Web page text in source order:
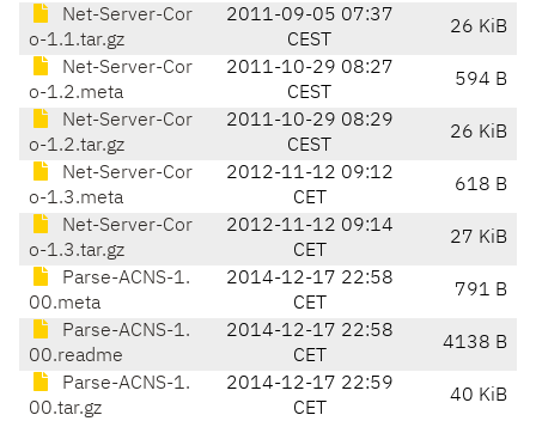
Net-Server-Cor
o-1.1.tar.gz
2011-09-05 07:37
CEST
26 KiB
Net-Server-Cor
o-1.2.meta
2011-10-29 08:27
CEST
594 B
Net-Server-Cor
o-1.2.tar.gz
2011-10-29 08:29
CEST
26 KiB
Net-Server-Cor
o-1.3.meta
2012-11-12 09:12
CET
618 B
Net-Server-Cor
o-1.3.tar.gz
2012-11-12 09:14
CET
27 KiB
Parse-ACNS-1.
00.meta
2014-12-17 22:58
CET
791 B
Parse-ACNS-1.
00.readme
2014-12-17 22:58
CET
4138 B
Parse-ACNS-1.
00.tar.gz
2014-12-17 22:59
CET
40 KiB